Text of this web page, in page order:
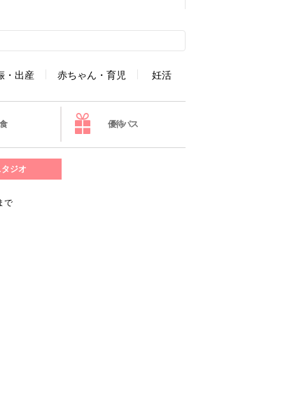
・出産 赤ちゃん・育児 妊活
優待パス
ジオ
で